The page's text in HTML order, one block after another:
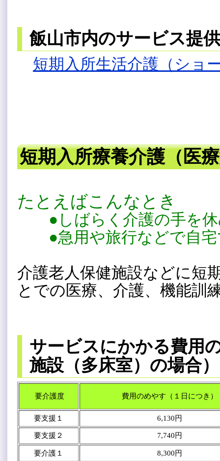
飯山市内のサービス提
短期入所生活介護（ショ
短期入所療養介護（医
たとえばこんなとき
●しばらく介護の手を休
●急用や旅行などで自宅
介護老人保健施設などに短
とでの医療、介護、機能訓
サービスにかかる費用
施設（多床室）の場合）
要介護度 費用のめやす（１日につき）
要支援１ 6,130円
要支援２ 7,740円
要介護１ 8,300円